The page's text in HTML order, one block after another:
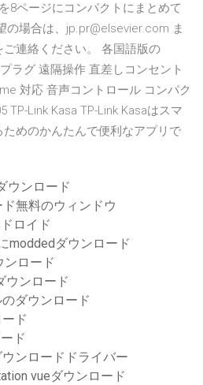
8ページにコンパクトにまとめて
場合は、jp.pr@elsevier.com ま
連絡ください。 各国語版の
ラグ 遠隔操作 直差しコンセント
対応 音声コントロール コンパク
TP-Link Kasa TP-Link Kasaはスマ
めのかんたんで便利なアプリで
ウンロード
無料のウィンドウ
ロイド
moddedダウンロード
ンロード
ウンロード
ダウンロード
ド
ド
ンロードドライバー
vueダウンロード